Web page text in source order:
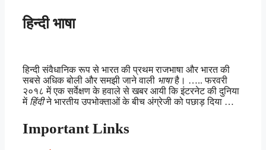
हिन्दी भाषा
हिन्दी संवैधानिक रूप से भारत की प्रथम राजभाषा और भारत की
सबसे अधिक बोली और समझी जाने वाली भाषाहै। ….. फरवरी
२०१८ में एक सर्वेक्षण के हवाले से खबर आयी कि इंटरनेट की दुनिया
में हिंदीने भारतीय उपभोक्ताओं के बीच अंग्रेजी को पछाड़ दिया …
Important Links